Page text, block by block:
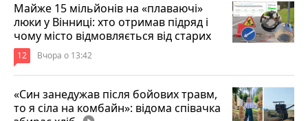
Майже 15 мільйонів на «плаваючі»
люки у Вінниці: хто отримав підряд і
чому місто відмовляється від старих
12 Вчора о 13:42
«Син занедужав після бойових травм,
то я сіла на комбайн»: відома співачка